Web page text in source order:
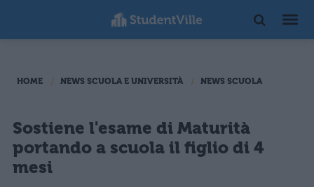
HOME NEWS SCUOLA E UNIVERSITÀ NEWS SCUOLA
Sostiene l'esame di Maturità
portando a scuola il figlio di 4
mesi